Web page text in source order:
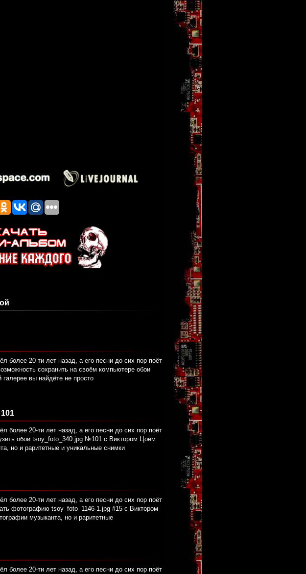
более 20-ти лет назад, а его песни до сих пор поёт
сохранить на своём компьютере обои
вы найдёте не просто
более 20-ти лет назад, а его песни до сих пор поёт
обои tsoy_foto_340.jpg №101 с Виктором Цоем
но и раритетные и уникальные снимки
более 20-ти лет назад, а его песни до сих пор поёт
фотографию tsoy_foto_1146-1.jpg #15 с Виктором
музыканта, но и раритетные
более 20-ти лет назад, а его песни до сих пор поёт